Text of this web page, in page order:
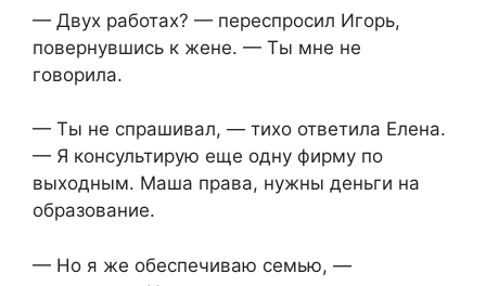
— Двух работах? — переспросил Игорь,
повернувшись к жене. — Ты мне не
говорила.
— Ты не спрашивал, — тихо ответила Елена.
— Я консультирую еще одну фирму по
выходным. Маша права, нужны деньги на
образование.
— Но я же обеспечиваю семью, —